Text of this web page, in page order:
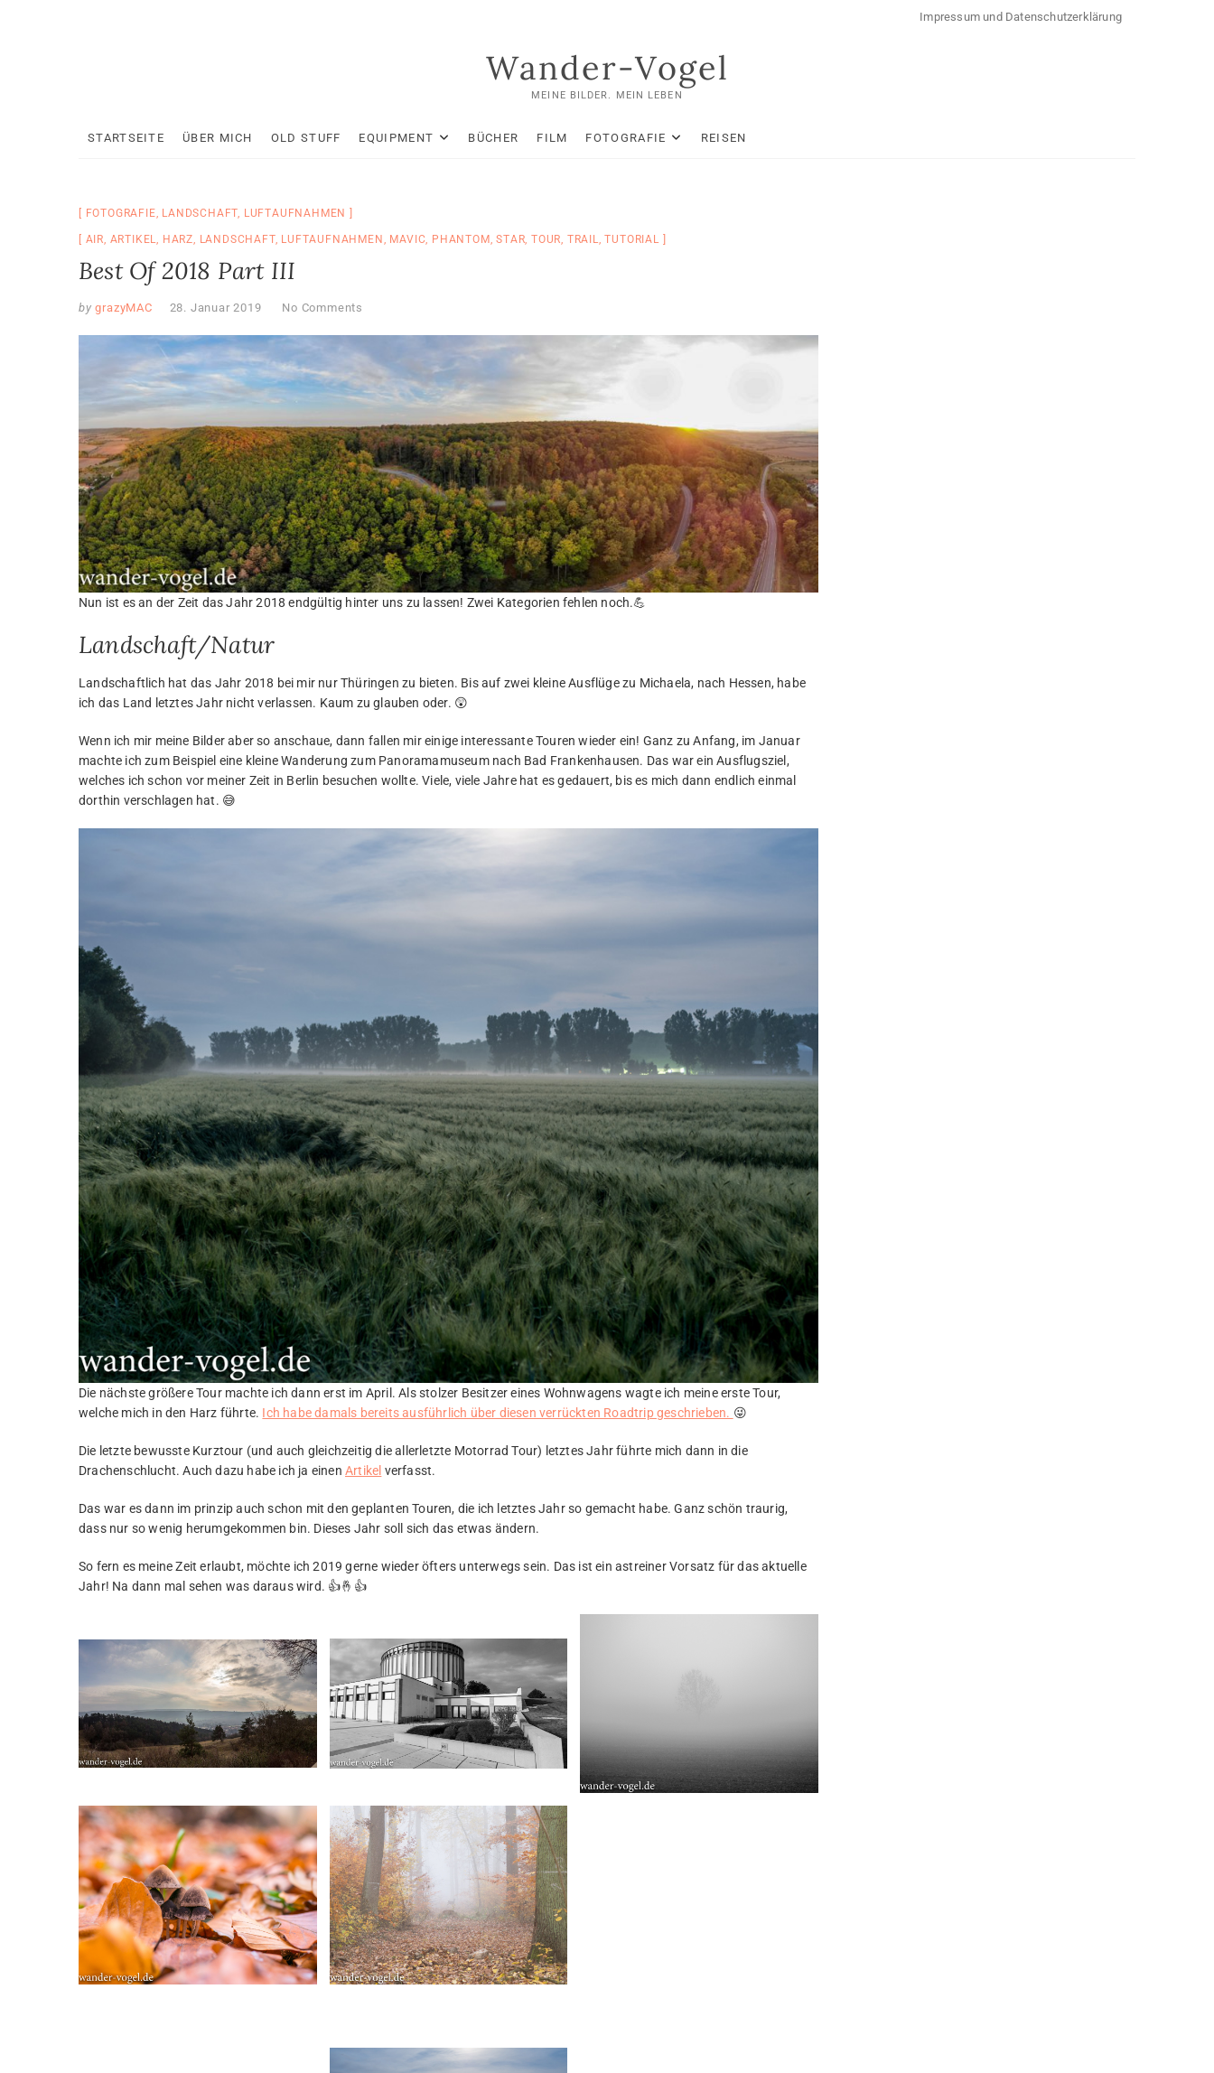
Impressum und Datenschutzerklärung
Wander-Vogel
MEINE BILDER. MEIN LEBEN
STARTSEITE ÜBER MICH OLD STUFF EQUIPMENT BÜCHER FILM FOTOGRAFIE REISEN
FOTOGRAFIE, LANDSCHAFT, LUFTAUFNAHMEN
AIR, ARTIKEL, HARZ, LANDSCHAFT, LUFTAUFNAHMEN , MAVIC, PHANTOM,STAR, TOUR, TRAIL,TUTORIAL
Best Of 2018 Part III
by grazyMAC 28. Januar 2019 No Comments
Nun ist es an der Zeit das Jahr 2018 endgültig hinter uns zu lassen! Zwei Kategorien fehlen noch.💪
Landschaft/Natur
Landschaftlich hat das Jahr 2018 bei mir nur Thüringen zu bieten. Bis auf zwei kleine Ausflüge zu Michaela, nach Hessen, habe
ich das Land letztes Jahr nicht verlassen. Kaum zu glauben oder. 😲
Wenn ich mir meine Bilder aber so anschaue, dann fallen mir einige interessante Touren wieder ein! Ganz zu Anfang, im Januar
machte ich zum Beispiel eine kleine Wanderung zum Panoramamuseum nach Bad Frankenhausen. Das war ein Ausflugsziel,
welches ich schon vor meiner Zeit in Berlin besuchen wollte. Viele, viele Jahre hat es gedauert, bis es mich dann endlich einmal
dorthin verschlagen hat. 😅
Die nächste größere Tour machte ich dann erst im April. Als stolzer Besitzer eines Wohnwagens wagte ich meine erste Tour,
welche mich in den Harz führte. Ich habe damals bereits ausführlich über diesen verrückten Roadtrip geschrieben. 😜
Die letzte bewusste Kurztour (und auch gleichzeitig die allerletzte Motorrad Tour) letztes Jahr führte mich dann in die
Drachenschlucht. Auch dazu habe ich ja einen Artikel verfasst.
Das war es dann im prinzip auch schon mit den geplanten Touren, die ich letztes Jahr so gemacht habe. Ganz schön traurig,
dass nur so wenig herumgekommen bin. Dieses Jahr soll sich das etwas ändern.
So fern es meine Zeit erlaubt, möchte ich 2019 gerne wieder öfters unterwegs sein. Das ist ein astreiner Vorsatz für das aktuelle
Jahr! Na dann mal sehen was daraus wird. 👍🤞👍